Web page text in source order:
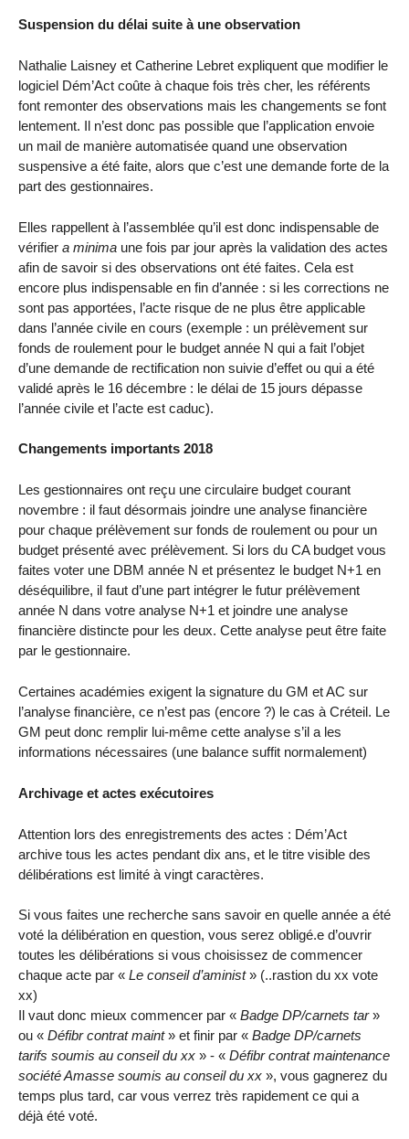
Suspension du délai suite à une observation
Nathalie Laisney et Catherine Lebret expliquent que modifier le
logiciel Dém’Act coûte à chaque fois très cher, les référents
font remonter des observations mais les changements se font
lentement. Il n’est donc pas possible que l’application envoie
un mail de manière automatisée quand une observation
suspensive a été faite, alors que c’est une demande forte de la
part des gestionnaires.
Elles rappellent à l’assemblée qu’il est donc indispensable de
vérifier a minima une fois par jour après la validation des actes
afin de savoir si des observations ont été faites. Cela est
encore plus indispensable en fin d’année : si les corrections ne
sont pas apportées, l’acte risque de ne plus être applicable
dans l’année civile en cours (exemple : un prélèvement sur
fonds de roulement pour le budget année N qui a fait l’objet
d’une demande de rectification non suivie d’effet ou qui a été
validé après le 16 décembre : le délai de 15 jours dépasse
l’année civile et l’acte est caduc).
Changements importants 2018
Les gestionnaires ont reçu une circulaire budget courant
novembre : il faut désormais joindre une analyse financière
pour chaque prélèvement sur fonds de roulement ou pour un
budget présenté avec prélèvement. Si lors du CA budget vous
faites voter une DBM année N et présentez le budget N+1 en
déséquilibre, il faut d’une part intégrer le futur prélèvement
année N dans votre analyse N+1 et joindre une analyse
financière distincte pour les deux. Cette analyse peut être faite
par le gestionnaire.
Certaines académies exigent la signature du GM et AC sur
l’analyse financière, ce n’est pas (encore ?) le cas à Créteil. Le
GM peut donc remplir lui-même cette analyse s’il a les
informations nécessaires (une balance suffit normalement)
Archivage et actes exécutoires
Attention lors des enregistrements des actes : Dém’Act
archive tous les actes pendant dix ans, et le titre visible des
délibérations est limité à vingt caractères.
Si vous faites une recherche sans savoir en quelle année a été
voté la délibération en question, vous serez obligé.e d’ouvrir
toutes les délibérations si vous choisissez de commencer
chaque acte par « Le conseil d’aminist» (..rastion du xx vote
xx)
Il vaut donc mieux commencer par « Badge DP/carnets tar»
ou « Défibr contrat maint» et finir par « Badge DP/carnets
tarifs soumis au conseil du xx » - « Défibr contrat maintenance
société Amasse soumis au conseil du xx », vous gagnerez du
temps plus tard, car vous verrez très rapidement ce qui a
déjà été voté.